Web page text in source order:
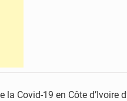
Covid-19 en Côte d’Ivoire